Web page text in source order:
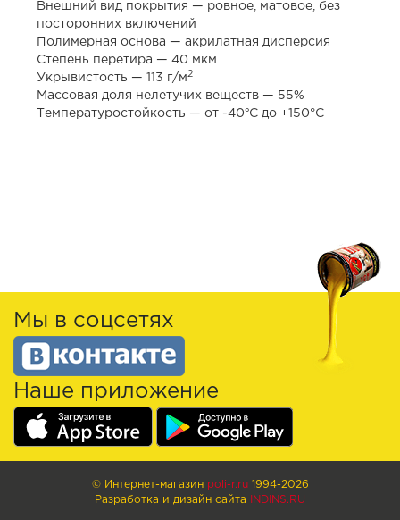
Внешний вид покрытия — ровное, матовое, без
посторонних включений
Полимерная основа — акрилатная дисперсия
Степень перетира — 40 мкм
Укрывистость — 113 г/м 2
Массовая доля нелетучих веществ — 55%
Температуростойкость — от -40ºС до +150°С
Мы в соцсетях
Наше приложение
© Интернет-магазин poli-r.ru1994-2026
Разработка и дизайн сайта
INDINS.RU